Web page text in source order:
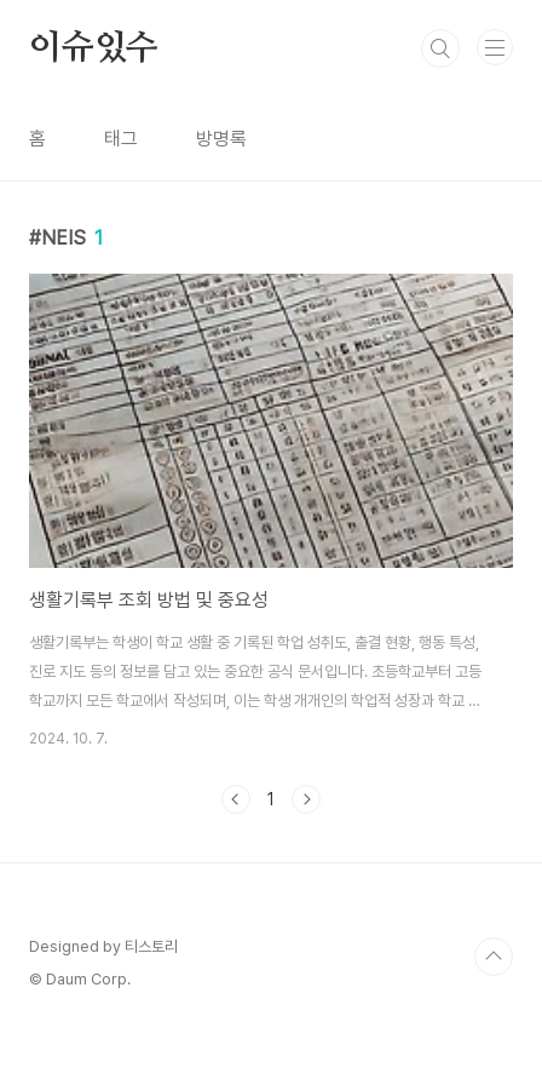
이슈있수
홈 태그 방명록
NEIS 1
생활기록부 조회 방법 및 중요성
생활기록부는 학생이 학교 생활 중 기록된 학업 성취도, 출결 현황, 행동 특성,
진로 지도 등의 정보를 담고 있는 중요한 공식 문서입니다. 초등학교부터 고등
학교까지 모든 학교에서 작성되며, 이는 학생 개개인의 학업적 성장과 학교 생
활 전반을 평가하는 자료로 활용됩니다. 졸업 이후에도 일정 기간 동안 학교 또
참고 자료로 사용됩니다. 특히 학생부종합전형에서 생활기록부의 내용은 학생
2024. 10. 7.
1
Designed by 티스토리
© Daum Corp.